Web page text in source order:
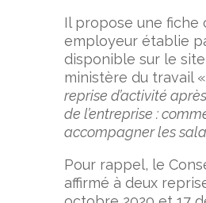
Il propose une fiche
employeur établie
disponible sur le
ministère du travail «
reprise d’activité
de l’entreprise :
accompagner les
Pour rappel, le
affirmé à deux